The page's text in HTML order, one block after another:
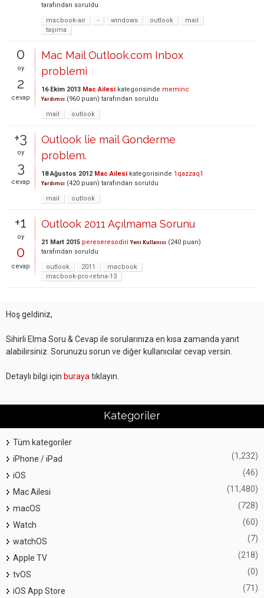
tarafından soruldu
macbook-air
- windows outlook
mail
taşıma
0
oy
2
cevap
Mac Mail Outlook.com Inbox
problemi
16 Ekim 2013 Mac Ailesi kategorisinde meminc
Yardımcı (960 puan) tarafından soruldu
mail
outlook
+3
oy
3
cevap
Outlook lie mail Gonderme
problem.
18 Ağustos 2012 Mac Ailesi kategorisinde 1qazzaq1
Yardımcı (420 puan) tarafından soruldu
mail
outlook
+1
oy
0
cevap
Outlook 2011 Açılmama Sorunu
21 Mart 2015 pereseresodiri Yeni Kullanıcı (240 puan)
tarafından soruldu
outlook
2011
macbook
macbook-pro-retina-13
Hoş geldiniz,
Sihirli Elma Soru & Cevap ile sorularınıza en kısa zamanda yanıt
alabilirsiniz. Sorunuzu sorun ve diğer kullanıcılar cevap versin.
Detaylı bilgi için buraya tıklayın.
Kategoriler
Tüm kategoriler
iPhone / iPad
(1,232)
iOS (46)
Mac Ailesi (11,480)
macOS (728)
Watch (60)
watchOS (7)
Apple TV (218)
tvOS (0)
iOS App Store (71)